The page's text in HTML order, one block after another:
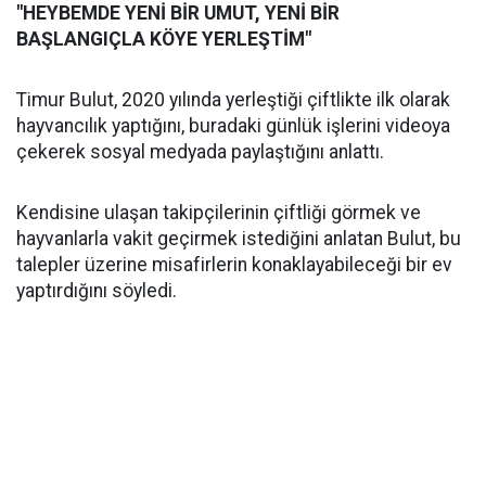
"HEYBEMDE YENİ BİR UMUT, YENİ BİR
BAŞLANGIÇLA KÖYE YERLEŞTİM"
Timur Bulut, 2020 yılında yerleştiği çiftlikte ilk olarak
hayvancılık yaptığını, buradaki günlük işlerini videoya
çekerek sosyal medyada paylaştığını anlattı.
Kendisine ulaşan takipçilerinin çiftliği görmek ve
hayvanlarla vakit geçirmek istediğini anlatan Bulut, bu
talepler üzerine misafirlerin konaklayabileceği bir ev
yaptırdığını söyledi.